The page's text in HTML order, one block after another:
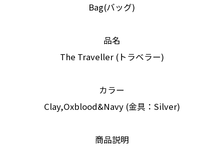
Bag(バッグ)
品名
The Traveller (トラベラー)
カラー
Clay,Oxblood&Navy (金具：Silver)
商品説明